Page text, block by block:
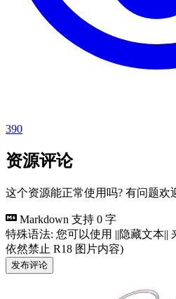
390
资源评论
这个资源能正常使用吗? 有问题欢
Markdown 支持 0 字
特殊语法: 您可以使用 ||隐藏文本||
依然禁止 R18 图片内容)
发布评论